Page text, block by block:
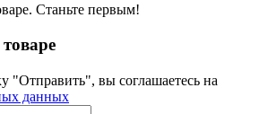
Станьте первым!
"Отправить", вы соглашаетесь на
данных